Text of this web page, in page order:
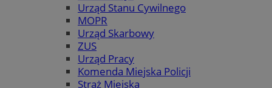
Urząd Stanu Cywilnego
MOPR
Urząd Skarbowy
ZUS
Urząd Pracy
Komenda Miejska Policji
Straż Miejska